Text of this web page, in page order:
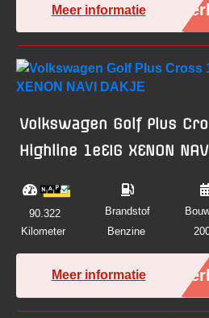
Meer informatie
Volkswagen Golf Plus
Highline 1eEIG XENON
90.322
Kilometer
Brandstof
Benzine
Meer informatie